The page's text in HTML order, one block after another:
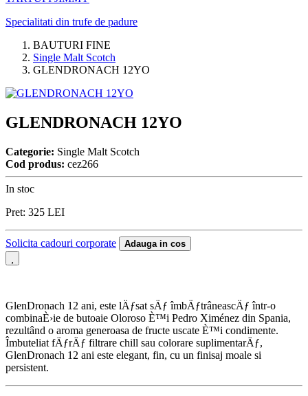
Specialitati din trufe de padure
BAUTURI FINE
Single Malt Scotch
GLENDRONACH 12YO
GLENDRONACH 12YO
Categorie: Single Malt Scotch
Cod produs: cez266
In stoc
Pret: 325 LEI
Solicita cadouri corporate Adauga in cos
GlenDronach 12 ani, este lÄƒsat sÄƒ îmbÄƒtrâneascÄƒ într-o
combinaÈ›ie de butoaie Oloroso È™i Pedro Ximénez din Spania,
rezultând o aroma generoasa de fructe uscate È™i condimente.
Îmbuteliat fÄƒrÄƒ filtrare chill sau colorare suplimentarÄƒ,
GlenDronach 12 ani este elegant, fin, cu un finisaj moale si
persistent.